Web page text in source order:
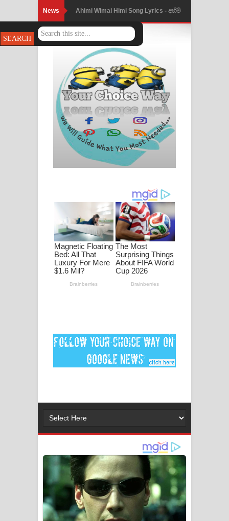
News Ahimi Wimai Himi Song Lyrics - අහිමි
විමයි හිමි ගීතයේ පද පෙළ
Mathaka Parana Song Lyrics - මතක
පාරනා ගීතයේ පද පෙළ
Nimnadhen Song Lyrics - නිම්නාදෙන්
ගීතයේ පද පෙළ
Obamai Mage Adare Song Lyrics -
ඔබමයි මගේ ආදරේ ගීතයේ පද පෙළ
ගීතයේ පද පෙළ
Ankeliya Song Lyrics - අංකෙළිය ගීතයේ
පද පෙළ
DEAR GOD Song Lyrics - ඩියර් ගෝඩ්
මනමාල කතා ගීතයේ පද පෙළ
Dai Dai Lyrics - Shakira, Burna Boy |
අම්මා ගීතයේ පද පෙළ
ගීතයේ පද පෙළ
Niwuna Numba Hinda Song Lyrics -
නිවුනා නුඹ හින්දා ගීතයේ පද පෙළ